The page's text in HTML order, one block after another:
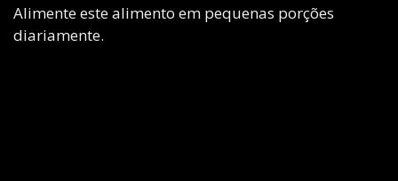
Alimente este alimento em pequenas porções
diariamente.